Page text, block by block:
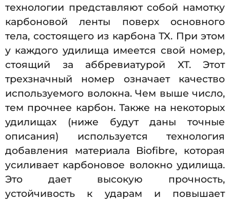
технологии представляют собой намотку
карбоновой ленты поверх основного
тела, состоящего из карбона TX. При этом
у каждого удилища имеется свой номер,
стоящий за аббревиатурой XT. Этот
трехзначный номер означает качество
используемого волокна. Чем выше число,
тем прочнее карбон. Также на некоторых
удилищах (ниже будут даны точные
описания) используется технология
добавления материала Biofibre, которая
усиливает карбоновое волокно удилища.
Это дает высокую прочность,
устойчивость к ударам и повышает